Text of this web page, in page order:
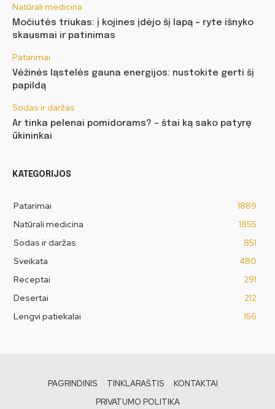
Natūrali medicina
Močiutės triukas: į kojines įdėjo šį lapą – ryte išnyko
skausmai ir patinimas
Patarimai
Vėžinės ląstelės gauna energijos: nustokite gerti šį
papildą
Sodas ir daržas
Ar tinka pelenai pomidorams? – štai ką sako patyrę
ūkininkai
KATEGORIJOS
Patarimai
1889
Natūrali medicina
1855
Sodas ir daržas
851
Sveikata
480
Receptai
291
Desertai
212
Lengvi patiekalai
156
PAGRINDINIS TINKLARAŠTIS
KONTAKTAI
PRIVATUMO POLITIKA